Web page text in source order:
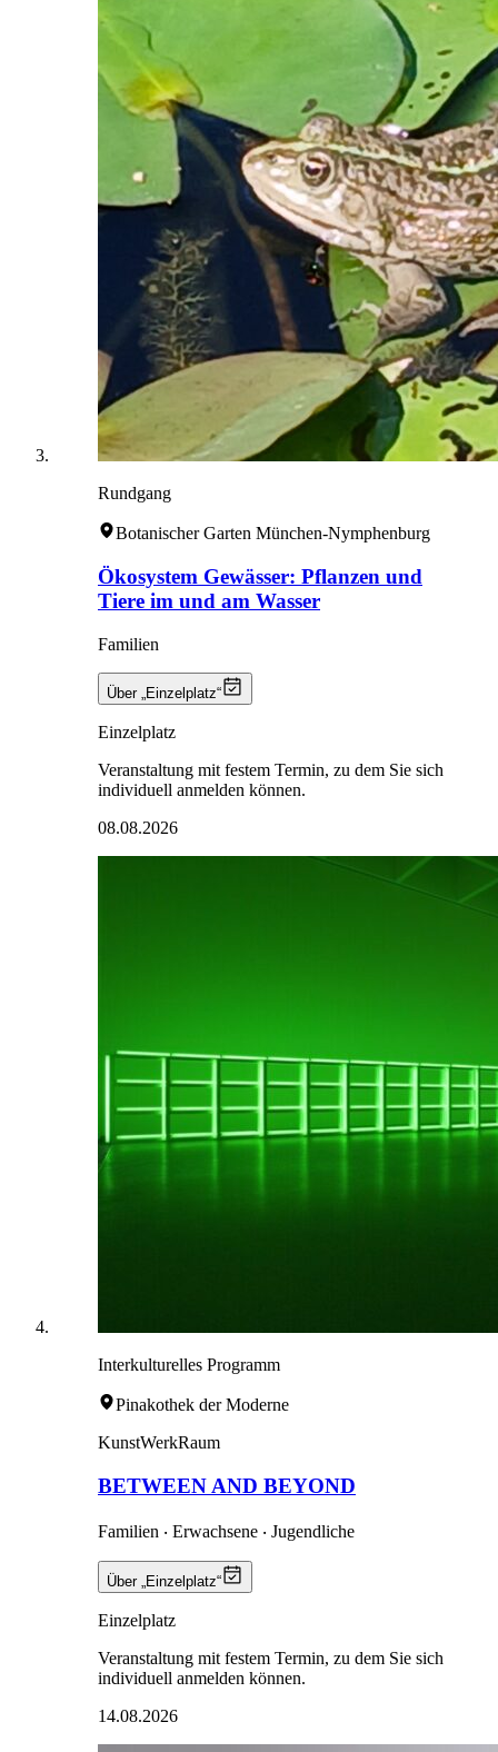
Rundgang
Botanischer Garten München-Nymphenburg
Ökosystem Gewässer: Pflanzen und
Tiere im und am Wasser
Familien
Über „Einzelplatz“
Einzelplatz
Veranstaltung mit festem Termin, zu dem Sie sich
individuell anmelden können.
08.08.2026
Interkulturelles Programm
Pinakothek der Moderne
KunstWerkRaum
BETWEEN AND BEYOND
Familien ‧ Erwachsene ‧ Jugendliche
Über „Einzelplatz“
Einzelplatz
Veranstaltung mit festem Termin, zu dem Sie sich
individuell anmelden können.
14.08.2026